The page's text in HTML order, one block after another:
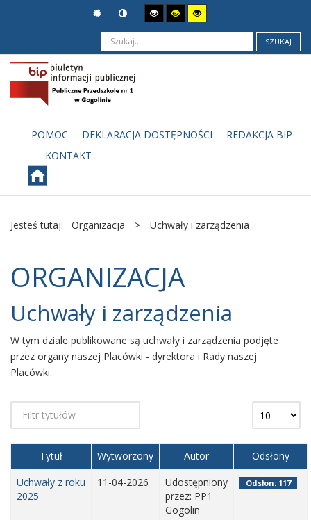
SZUKAJ
POMOC DEKLARACJA DOSTĘPNOŚCI
REDAKCJA BIP
KONTAKT
Jesteś tutaj: Organizacja > Uchwały i zarządzenia
ORGANIZACJA
Uchwały i zarządzenia
W tym dziale publikowane są uchwały i zarządzenia podjęte
przez organy naszej Placówki - dyrektora i Rady naszej
Placówki.
Tytuł Wytworzony Autor
Odsłony
Uchwały z roku
2025
11-04-2026
Udostępniony
przez: PP1
Gogolin
Odsłon: 117